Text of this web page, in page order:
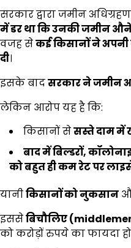
सरकार द्वारा जमीन
में डर था कि उनकी जमीन
वजह सेकई किसानों ने
दी।
इसके बादसरकार ने जमीन
लेकिन आरोप यह है कि:
किसानों सेसस्ते दाम में
बाद में बिल्डरों,
को बहुत ही कम रेट पर
यानीकिसानों को नुकसान
इससेबिचौलिए (
को करोड़ों रुपये का फायदा